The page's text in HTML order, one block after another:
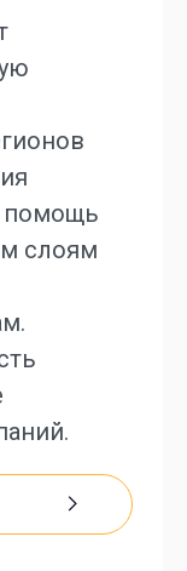
помощь
слоям